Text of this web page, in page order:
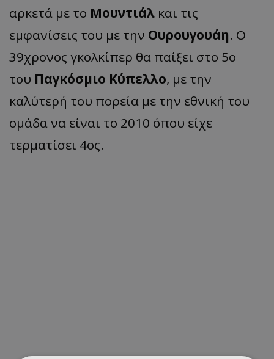
αρκετά με το Μουντιάλ και τις
εμφανίσεις του με την Ουρουγουάη. Ο
39χρονος γκολκίπερ θα παίξει στο 5ο
του Παγκόσμιο Κύπελλο, με την
καλύτερή του πορεία με την εθνική του
ομάδα να είναι το 2010 όπου είχε
τερματίσει 4ος.